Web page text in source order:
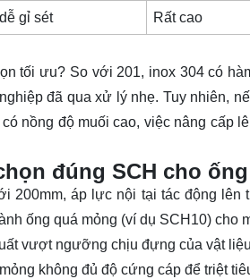
gỉ sét Rất cao
tối ưu? So với 201, inox 304 có
đã qua xử lý nhẹ. Tuy nhiên,
nồng độ muối cao, việc nâng cấp
đúng SCH cho
200mm, áp lực nội tại tác động lên
ống quá mỏng (ví dụ SCH10) cho
vượt ngưỡng chịu đựng của vật
không đủ độ cứng cáp để triệt